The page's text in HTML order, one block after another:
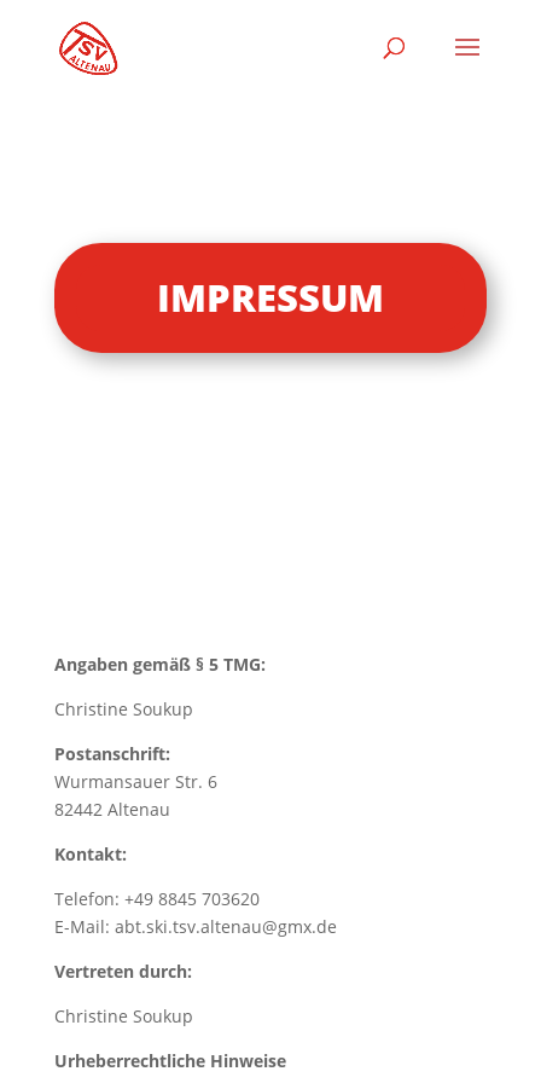
IMPRESSUM
Angaben gemäß § 5 TMG:
Christine Soukup
Postanschrift:
Wurmansauer Str. 6
82442 Altenau
Kontakt:
Telefon: +49 8845 703620
E-Mail: abt.ski.tsv.altenau@gmx.de
Vertreten durch:
Christine Soukup
Urheberrechtliche Hinweise